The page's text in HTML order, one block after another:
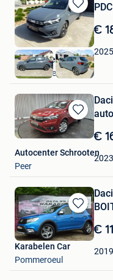
Bewaren
in
Mijn
Favorieten
€
2025
Garage De Prest
Knesselare
Bewaren
in
Favorieten
€
2023
Autocenter Schrooten
Peer
Bewaren
in
Mijn
Favorieten
€
2019
Karabelen Car
Pommeroeul